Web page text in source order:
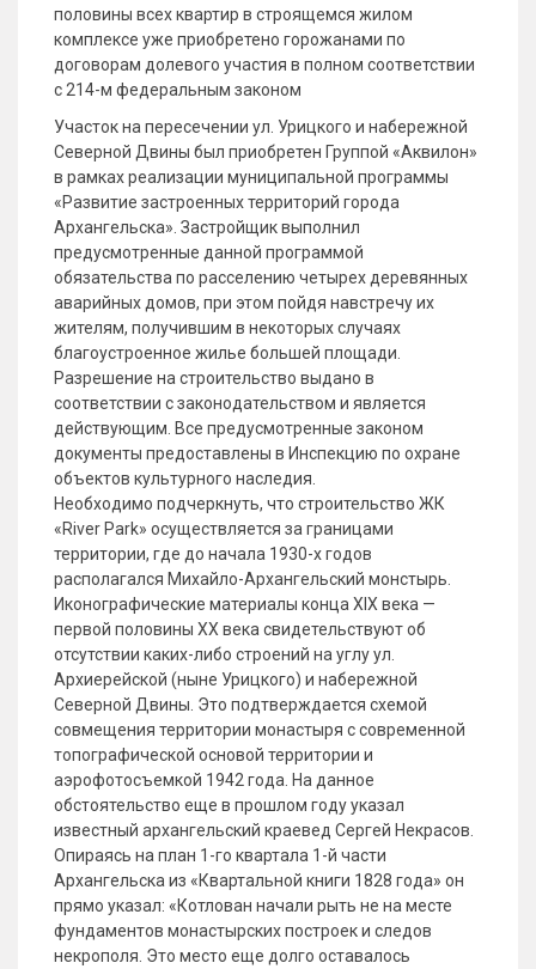
половины всех квартир в строящемся жилом
комплексе уже приобретено горожанами по
договорам долевого участия в полном соответствии
с 214-м федеральным законом
Участок на пересечении ул. Урицкого и набережной
Северной Двины был приобретен Группой «Аквилон»
в рамках реализации муниципальной программы
«Развитие застроенных территорий города
Архангельска». Застройщик выполнил
предусмотренные данной программой
обязательства по расселению четырех деревянных
аварийных домов, при этом пойдя навстречу их
жителям, получившим в некоторых случаях
благоустроенное жилье большей площади.
Разрешение на строительство выдано в
соответствии с законодательством и является
действующим. Все предусмотренные законом
документы предоставлены в Инспекцию по охране
объектов культурного наследия.
Необходимо подчеркнуть, что строительство ЖК
«River Park» осуществляется за границами
территории, где до начала 1930-х годов
располагался Михайло-Архангельский монстырь.
Иконографические материалы конца XIX века —
первой половины XX века свидетельствуют об
отсутствии каких-либо строений на углу ул.
Архиерейской (ныне Урицкого) и набережной
Северной Двины. Это подтверждается схемой
совмещения территории монастыря с современной
топографической основой территории и
аэрофотосъемкой 1942 года. На данное
обстоятельство еще в прошлом году указал
известный архангельский краевед Сергей Некрасов.
Опираясь на план 1-го квартала 1-й части
Архангельска из «Квартальной книги 1828 года» он
прямо указал: «Котлован начали рыть не на месте
фундаментов монастырских построек и следов
некрополя. Это место еще долго оставалось